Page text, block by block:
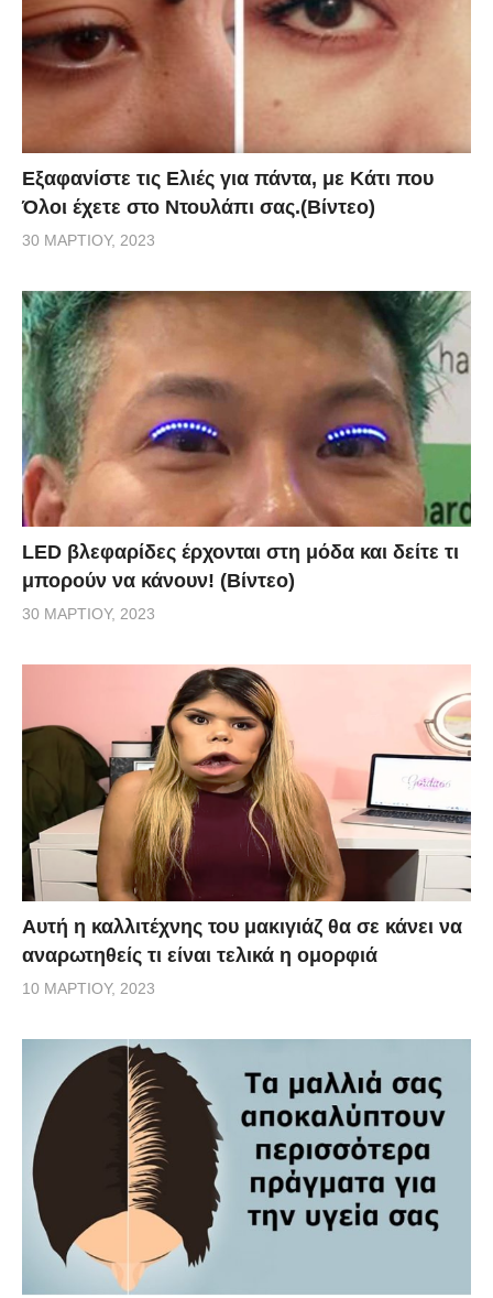
Εξαφανίστε τις Ελιές για πάντα, με Κάτι που
Όλοι έχετε στο Ντουλάπι σας.(Βίντεο)
30 ΜΑΡΤΊΟΥ, 2023
LED βλεφαρίδες έρχονται στη μόδα και δείτε τι
μπορούν να κάνουν! (Βίντεο)
30 ΜΑΡΤΊΟΥ, 2023
Αυτή η καλλιτέχνης του μακιγιάζ θα σε κάνει να
αναρωτηθείς τι είναι τελικά η ομορφιά
10 ΜΑΡΤΊΟΥ, 2023